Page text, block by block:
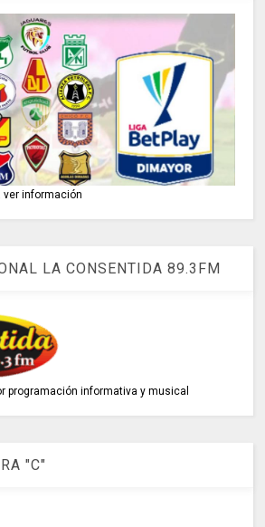
ver información
LA CONSENTIDA 89.3FM
programación informativa y musical
"C"